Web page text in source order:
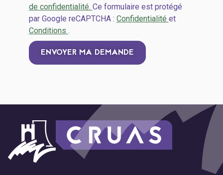
de confidentialité. Ce formulaire est protégé
par Google reCAPTCHA : Confidentialité et
Conditions .
ENVOYER MA DEMANDE